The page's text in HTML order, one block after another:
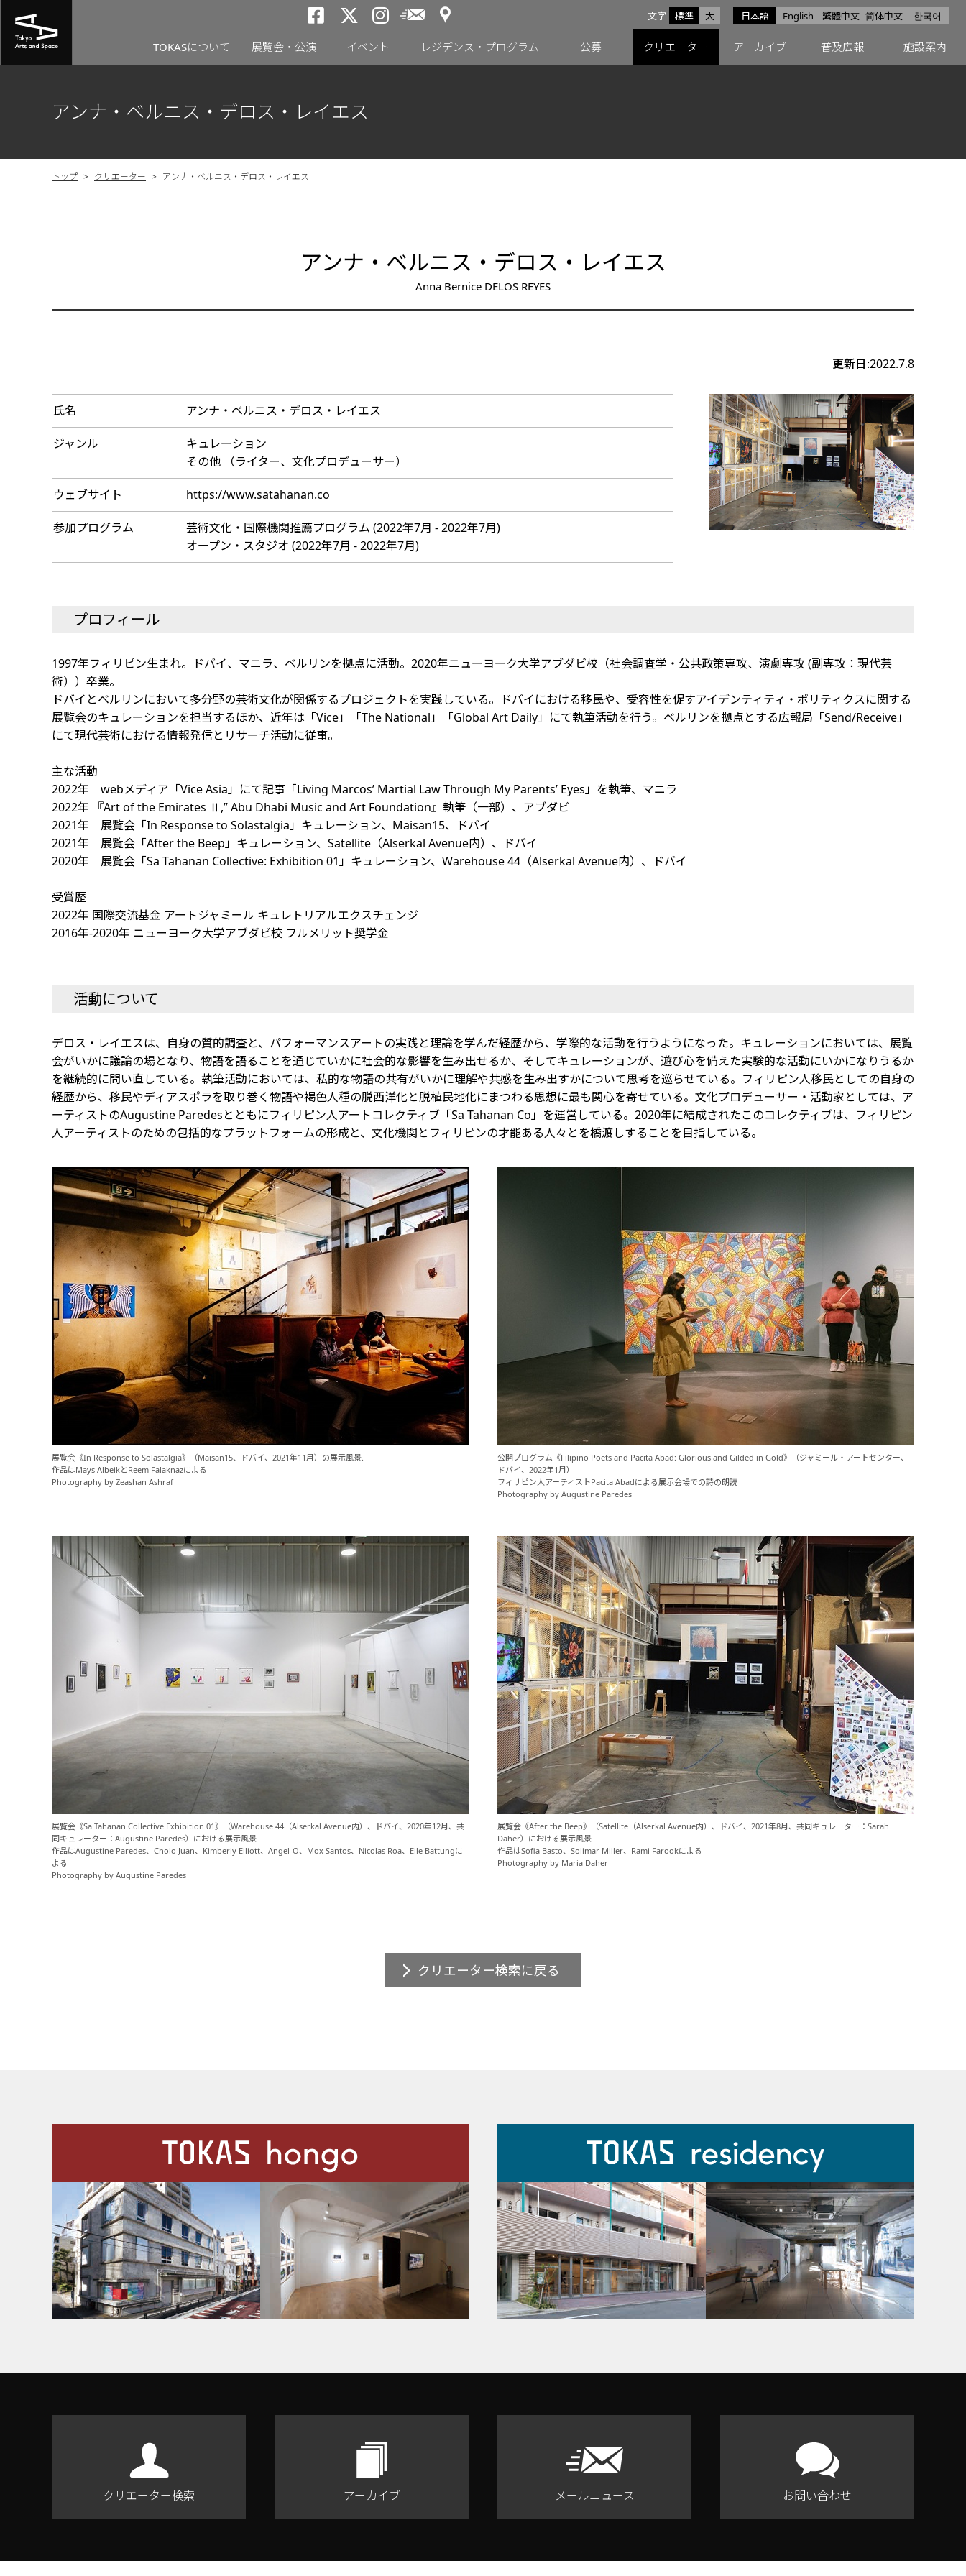
日本語 English 繁體中文 简体中文 한국어
文字サイズ
標準 大
トーキョーアーツアンドスペースfacebook
トーキョーアーツアンドスペースX
トーキョーアーツアンドスペースInstagram
メールニュース
アクセス
TOKASについて 展覧会・公演 イベント レジデンス・プログラム 公募 クリエーター アーカイブ 普及広報 施設案内
アンナ・ベルニス・デロス・レイエス
トップ > クリエーター > アンナ・ベルニス・デロス・レイエス
アンナ・ベルニス・デロス・レイエス
Anna Bernice DELOS REYES
更新日:2022.7.8
氏名 アンナ・ベルニス・デロス・レイエス
ジャンル
キュレーション
その他 （ライター、文化プロデューサー）
ウェブサイト https://www.satahanan.co
参加プログラム
芸術文化・国際機関推薦プログラム (2022年7月 - 2022年7月)
オープン・スタジオ (2022年7月 - 2022年7月)
プロフィール
1997年フィリピン生まれ。ドバイ、マニラ、ベルリンを拠点に活動。2020年ニューヨーク大学アブダビ校（社会調査学・公共政策専攻、演劇専攻 (副専攻：現代芸
術））卒業。
ドバイとベルリンにおいて多分野の芸術文化が関係するプロジェクトを実践している。ドバイにおける移民や、受容性を促すアイデンティティ・ポリティクスに関する
展覧会のキュレーションを担当するほか、近年は「Vice」「The National」「Global Art Daily」にて執筆活動を行う。ベルリンを拠点とする広報局「Send/Receive」
にて現代芸術における情報発信とリサーチ活動に従事。
主な活動
2022年 webメディア「Vice Asia」にて記事「Living Marcos’ Martial Law Through My Parents’ Eyes」を執筆、マニラ
2022年 『Art of the Emirates Ⅱ,” Abu Dhabi Music and Art Foundation』執筆（一部）、アブダビ
2021年 展覧会「In Response to Solastalgia」キュレーション、Maisan15、ドバイ
2021年 展覧会「After the Beep」キュレーション、Satellite（Alserkal Avenue内）、ドバイ
2020年 展覧会「Sa Tahanan Collective: Exhibition 01」キュレーション、Warehouse 44（Alserkal Avenue内）、ドバイ
受賞歴
2022年 国際交流基金 アートジャミール キュレトリアルエクスチェンジ
2016年-2020年 ニューヨーク大学アブダビ校 フルメリット奨学金
活動について
デロス・レイエスは、自身の質的調査と、パフォーマンスアートの実践と理論を学んだ経歴から、学際的な活動を行うようになった。キュレーションにおいては、展覧
会がいかに議論の場となり、物語を語ることを通じていかに社会的な影響を生み出せるか、そしてキュレーションが、遊び心を備えた実験的な活動にいかになりうるか
を継続的に問い直している。執筆活動においては、私的な物語の共有がいかに理解や共感を生み出すかについて思考を巡らせている。フィリピン人移民としての自身の
経歴から、移民やディアスポラを取り巻く物語や褐色人種の脱西洋化と脱植民地化にまつわる思想に最も関心を寄せている。文化プロデューサー・活動家としては、ア
ーティストのAugustine Paredesとともにフィリピン人アートコレクティブ「Sa Tahanan Co」を運営している。2020年に結成されたこのコレクティブは、フィリピン
人アーティストのための包括的なプラットフォームの形成と、文化機関とフィリピンの才能ある人々とを橋渡しすることを目指している。
展覧会《In Response to Solastalgia》（Maisan15、ドバイ、2021年11月）の展示風景.
作品はMays AlbeikとReem Falaknazによる
Photography by Zeashan Ashraf
公開プログラム《Filipino Poets and Pacita Abad: Glorious and Gilded in Gold》（ジャミール・アートセンター、
ドバイ、2022年1月）
フィリピン人アーティストPacita Abadによる展示会場での詩の朗読
Photography by Augustine Paredes
展覧会《Sa Tahanan Collective Exhibition 01》（Warehouse 44（Alserkal Avenue内）、ドバイ、2020年12月、共
同キュレーター：Augustine Paredes）における展示風景
作品はAugustine Paredes、Cholo Juan、Kimberly Elliott、Angel-O、Mox Santos、Nicolas Roa、Elle Battungに
よる
Photography by Augustine Paredes
展覧会《After the Beep》（Satellite（Alserkal Avenue内）、ドバイ、2021年8月、共同キュレーター：Sarah
Daher）における展示風景
作品はSofia Basto、Solimar Miller、Rami Farookによる
Photography by Maria Daher
クリエーター検索に戻る
クリエーター検索 アーカイブ メールニュース お問い合わせ